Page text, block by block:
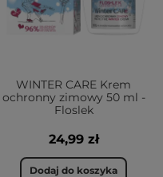
WINTER CARE Krem
ochronny zimowy 50 ml -
Floslek
24,99 zł
Dodaj do koszyka